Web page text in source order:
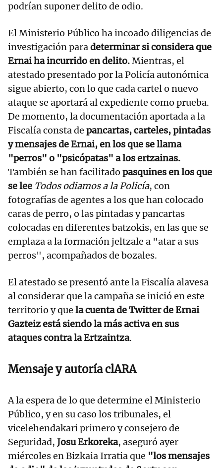
podrían suponer delito de odio.
El Ministerio Público ha incoado diligencias de
investigación paradeterminar si considera que
Ernai ha incurrido en delito.Mientras, el
atestado presentado por la Policía autonómica
sigue abierto, con lo que cada cartel o nuevo
ataque se aportará al expediente como prueba.
De momento, la documentación aportada a la
Fiscalía consta de pancartas, carteles, pintadas
y mensajes de Ernai, en los que se llama
"perros" o "psicópatas" a los ertzainas.
También se han facilitado pasquines en los que
se lee Todos odiamos a la Policía, con
fotografías de agentes a los que han colocado
caras de perro, o las pintadas y pancartas
colocadas en diferentes batzokis, en las que se
emplaza a la formación jeltzale a "atar a sus
perros", acompañados de bozales.
El atestado se presentó ante la Fiscalía alavesa
al considerar que la campaña se inició en este
territorio y que la cuenta de Twitter de Ernai
Gazteiz está siendo la más activa en sus
ataques contra la Ertzaintza.
Mensaje y autoría clARA
A la espera de lo que determine el Ministerio
Público, y en su caso los tribunales, el
vicelehendakari primero y consejero de
Seguridad, Josu Erkoreka, aseguró ayer
miércoles en Bizkaia Irratia que "los mensajes